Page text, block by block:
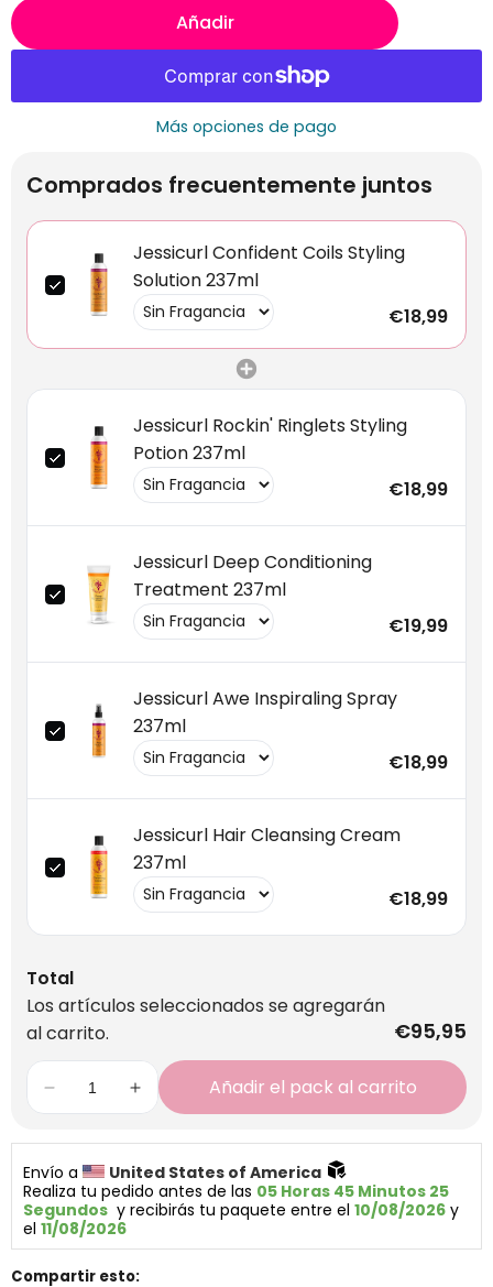
Añadir
Más opciones de pago
Comprados frecuentemente juntos
Jessicurl Confident Coils Styling
Solution 237ml
€18,99
Jessicurl Rockin' Ringlets Styling
Potion 237ml
€18,99
Jessicurl Deep Conditioning
Treatment 237ml
€19,99
Jessicurl Awe Inspiraling Spray
237ml
€18,99
Jessicurl Hair Cleansing Cream
237ml
€18,99
Total
Los artículos seleccionados se agregarán
al carrito.
€95,95
Añadir el pack al carrito
Envío a
United States of America
Realiza tu pedido antes de las 05 Horas 45 Minutos 25
Segundos
  y recibirás tu paquete entre el
10/08/2026 y
el 11/08/2026
Compartir esto: